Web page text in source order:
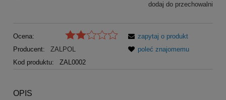
dodaj do przechowalni
Ocena:
Producent:
ZALPOL
Kod produktu:
ZAL0002
zapytaj o produkt
poleć znajomemu
OPIS